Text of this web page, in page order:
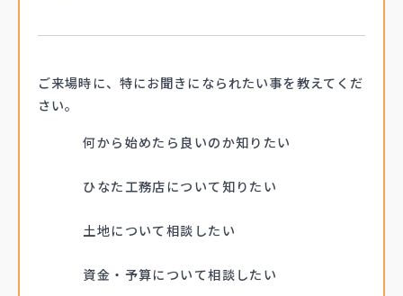
ご来場時に、 特にお聞きになられたい事を教えてくだ
さい。
何から始めたら良いのか知りたい
ひなた工務店について知りたい
土地について相談したい
資金・予算について相談したい